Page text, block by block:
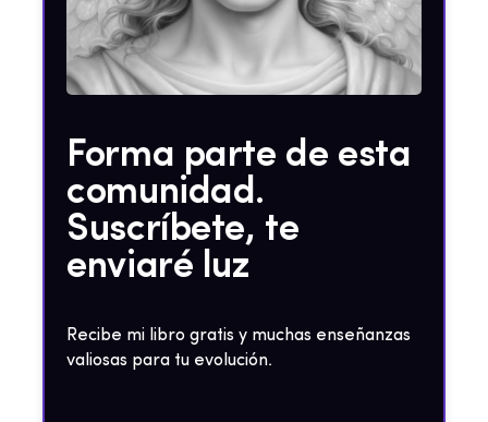
Forma parte de esta
comunidad.
Suscríbete, te
enviaré luz
Recibe mi libro gratis y muchas enseñanzas
valiosas para tu evolución.